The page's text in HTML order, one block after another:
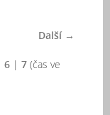
Další →
6 | 7 (čas ve